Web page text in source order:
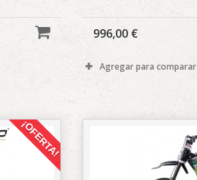
996,00 €
Agregar para comparar
¡OFERTA!